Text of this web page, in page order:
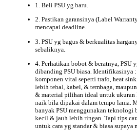
1. Beli PSU yg baru.
2. Pastikan garansinya (Label
mencapai deadline.
3. PSU yg bagus & berkualitas
sebaliknya.
4. Perhatikan bobot & beratnya, PSU
dibanding PSU biasa. Identifikasinya
komponen vital seperti trafo, heat
lebih tebal, kabel, & tembaga,
& material pilihan ideal untuk ukuran
naik bila dipakai dalam tempo lama.
banyak PSU menggunakan teknologi
kecil & jauh lebih ringan. Tapi tips
untuk cara yg standar & biasa supaya